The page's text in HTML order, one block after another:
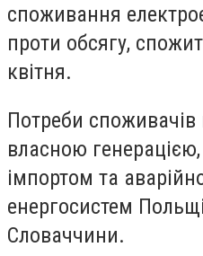
споживання
проти обсягу,
квітня.
Потреби
власною
імпортом та
енергосистем
Словаччини.